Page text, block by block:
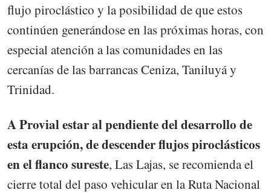
flujo piroclástico y la posibilidad de que estos
continúen generándose en las próximas horas, con
especial atención a las comunidades en las
cercanías de las barrancas Ceniza, Taniluyá y
Trinidad.
A Provial estar al pendiente del desarrollo de
esta erupción, de descender flujos piroclásticos
en el flanco sureste, Las Lajas, se recomienda el
cierre total del paso vehicular en la Ruta Nacional